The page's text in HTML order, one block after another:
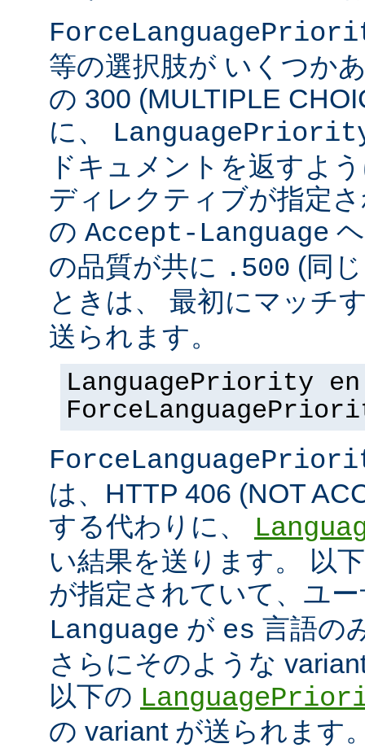
等の選択肢が いくつか
の 300 (MULTIPLE
に、
ドキュメントを返すよ
ディレクティブが指定
の Accept-Language
の品質が共に .500 (同
ときは、 最初にマッチ
送られます。
LanguagePriority
は、HTTP 406 (NOT
する代わりに、
い結果を送ります。 以
が指定されていて、ユ
Language が es 言語の
さらにそのような
以下の
の variant が送られます